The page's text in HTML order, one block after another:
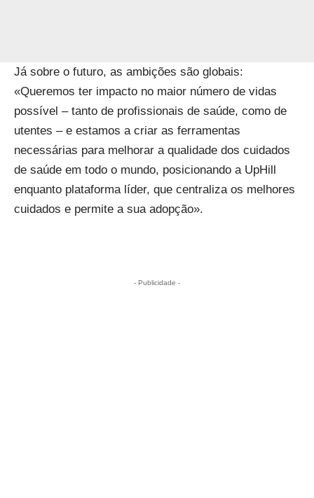
Já sobre o futuro, as ambições são globais:
«Queremos ter impacto no maior número de vidas
possível – tanto de profissionais de saúde, como de
utentes – e estamos a criar as ferramentas
necessárias para melhorar a qualidade dos cuidados
de saúde em todo o mundo, posicionando a UpHill
enquanto plataforma líder, que centraliza os melhores
cuidados e permite a sua adopção».
- Publicidade -